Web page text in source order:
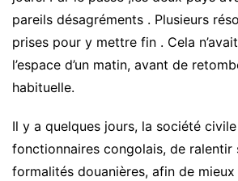
pareils désagréments . Plusieurs
prises pour y mettre fin . Cela
l’espace d’un matin, avant de
habituelle.
Il y a quelques jours, la société
fonctionnaires congolais, de ralentir
formalités douanières, afin de